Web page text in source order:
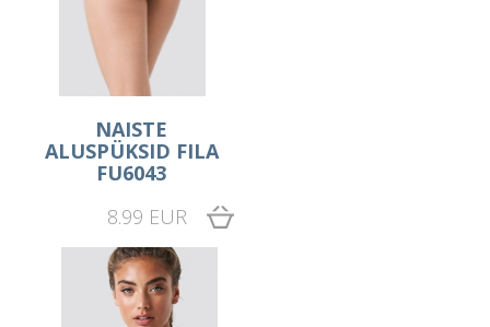
NAISTE
ALUSPÜKSID FILA
FU6043
8.99 EUR